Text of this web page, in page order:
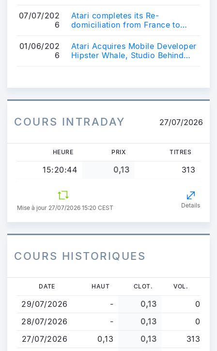
07/07/202
6
Atari completes its Re-
domiciliation from France to
01/06/202
6
Atari Acquires Mobile Developer
Hipster Whale, Studio Behind
COURS INTRADAY 27/07/2026
HEURE PRIX TITRES
15:20:44 0,13 313
Mise à jour 27/07/2026 15:20 CEST Details
COURS HISTORIQUES
contenu
principal
DATE HAUT CLOT. VOL.
29/07/2026 - 0,13
0
28/07/2026
- 0,13
0
27/07/2026
0,13 0,13
313